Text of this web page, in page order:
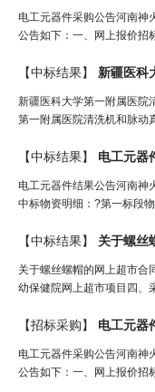
电工元器件采购公告河南神
公告如下：一、网上报价招
【中标结果】
新疆医科大学第一附属医院
第一附属医院清洗机和脉动
【中标结果】 电工元器
电工元器件结果公告河南神
中标物资明细：?第一标段
【中标结果】 关于螺丝
关于螺丝螺帽的网上超市合
幼保健院网上超市项目四
【招标采购】 电工元器
电工元器件采购公告河南神
公告如下：一、网上报价招